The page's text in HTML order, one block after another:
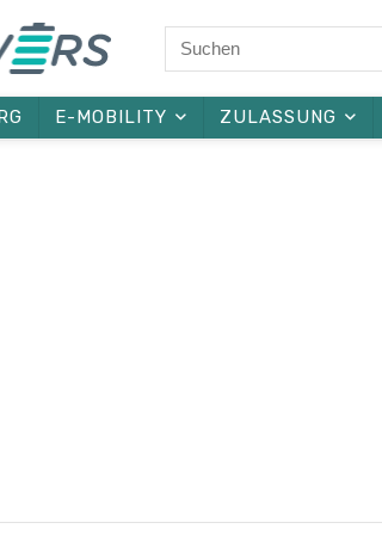
E-MOBILITY ZULASSUNG